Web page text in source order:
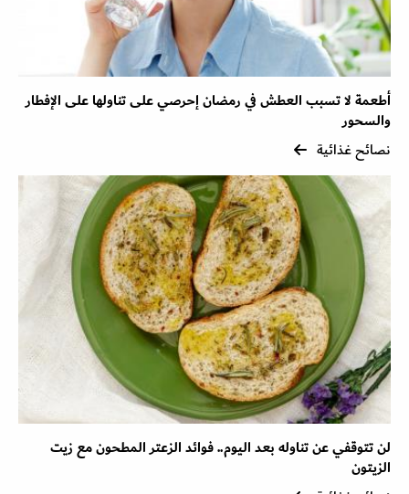
أطعمة لا تسبب العطش في رمضان إحرصي على تناولها على الإفطار
والسحور
نصائح غذائية
لن تتوقفي عن تناوله بعد اليوم.. فوائد الزعتر المطحون مع زيت
الزيتون